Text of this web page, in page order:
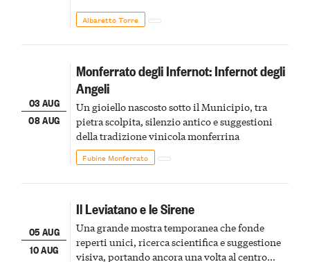
Albaretto Torre
03 AUG
08 AUG
Monferrato degli Infernot: Infernot degli
Angeli
Un gioiello nascosto sotto il Municipio, tra
pietra scolpita, silenzio antico e suggestioni
della tradizione vinicola monferrina
Fubine Monferrato
05 AUG
10 AUG
Il Leviatano e le Sirene
Una grande mostra temporanea che fonde
reperti unici, ricerca scientifica e suggestione
visiva, portando ancora una volta al centro